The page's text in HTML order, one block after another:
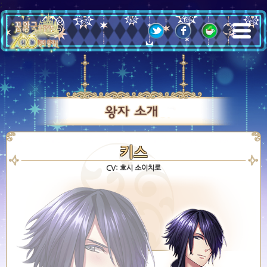
;
키스
CV: 호시 소이치로